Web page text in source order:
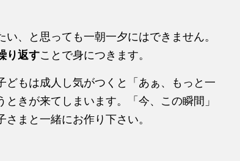
い、と思っても一朝一夕にはできません。
り返すことで身につきます。
どもは成人し気がつくと「あぁ、もっと一
きが来てしまいます。「今、この瞬間」
まと一緒にお作り下さい。